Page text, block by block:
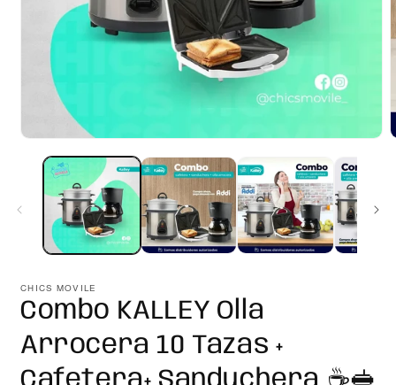
elemento
multimedia
una
ventana
CHICS MOVILE
Combo KALLEY Olla
Arrocera 10 Tazas +